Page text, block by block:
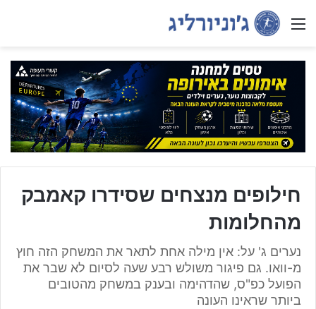
Menu
חילופים מנצחים שסידרו קאמבק
מהחלומות
נערים ג' על: אין מילה אחת לתאר את המשחק הזה חוץ
מ-וואו. גם פיגור משולש רבע שעה לסיום לא שבר את
הפועל כפ"ס, שהדהימה ובענק במשחק מהטובים
ביותר שראינו העונה